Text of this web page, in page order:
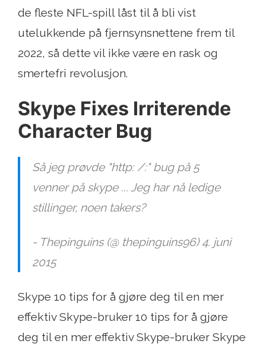
de fleste NFL-spill låst til å bli vist
utelukkende på fjernsynsnettene frem til
2022, så dette vil ikke være en rask og
smertefri revolusjon.
Skype Fixes Irriterende
Character Bug
Så jeg prøvde "http: /:" bug på 5
venner på skype ... Jeg har nå ledige
stillinger, noen takers?
- Thepinguins (@ thepinguins96) 4. juni
2015
Skype 10 tips for å gjøre deg til en mer
effektiv Skype-bruker 10 tips for å gjøre
deg til en mer effektiv Skype-bruker Skype